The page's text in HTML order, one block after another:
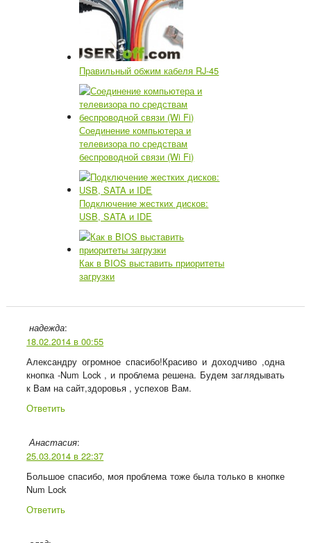
Правильный обжим кабеля RJ-45
Соединение компьютера и
телевизора по средствам
беспроводной связи (Wi Fi)
Подключение жестких дисков:
USB, SATA и IDE
Как в BIOS выставить приоритеты
загрузки
надежда:
18.02.2014 в 00:55
Александру огромное спасибо!Красиво и доходчиво ,одна
кнопка -Num Lock , и проблема решена. Будем заглядывать
к Вам на сайт,здоровья , успехов Вам.
Ответить
Анастасия:
25.03.2014 в 22:37
Большое спасибо, моя проблема тоже была только в кнопке
Num Lock
Ответить